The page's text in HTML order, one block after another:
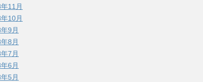
11月
10月
9月
8月
7月
6月
5月